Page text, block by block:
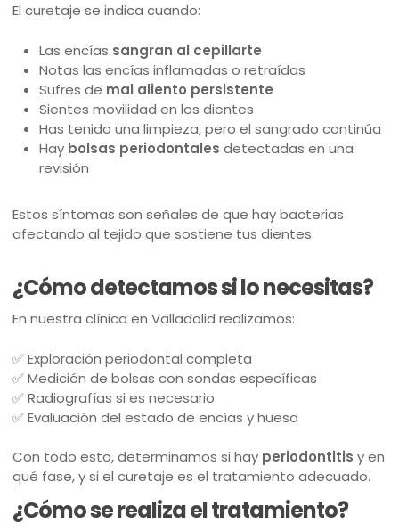
El curetaje se indica cuando:
Las encías sangran al cepillarte
Notas las encías inflamadas o retraídas
Sufres de mal aliento persistente
Sientes movilidad en los dientes
Has tenido una limpieza, pero el sangrado continúa
Hay bolsas periodontales detectadas en una
revisión
Estos síntomas son señales de que hay bacterias
afectando al tejido que sostiene tus dientes.
¿Cómo detectamos si lo necesitas?
En nuestra clínica en Valladolid realizamos:
✅ Exploración periodontal completa
✅ Medición de bolsas con sondas específicas
✅ Radiografías si es necesario
✅ Evaluación del estado de encías y hueso
Con todo esto, determinamos si hay periodontitis y en
qué fase, y si el curetaje es el tratamiento adecuado.
¿Cómo se realiza el tratamiento?